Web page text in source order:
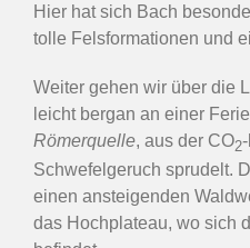
Hier hat sich Bach
tolle Felsformationen und
Weiter gehen wir über die
leicht bergan an einer
Römerquelle, aus der CO2
Schwefelgeruch sprudelt.
einen ansteigenden
das Hochplateau, wo sich